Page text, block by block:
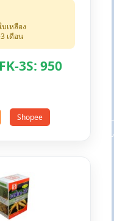
เหลือง
เดือน
3S: 950
Shopee